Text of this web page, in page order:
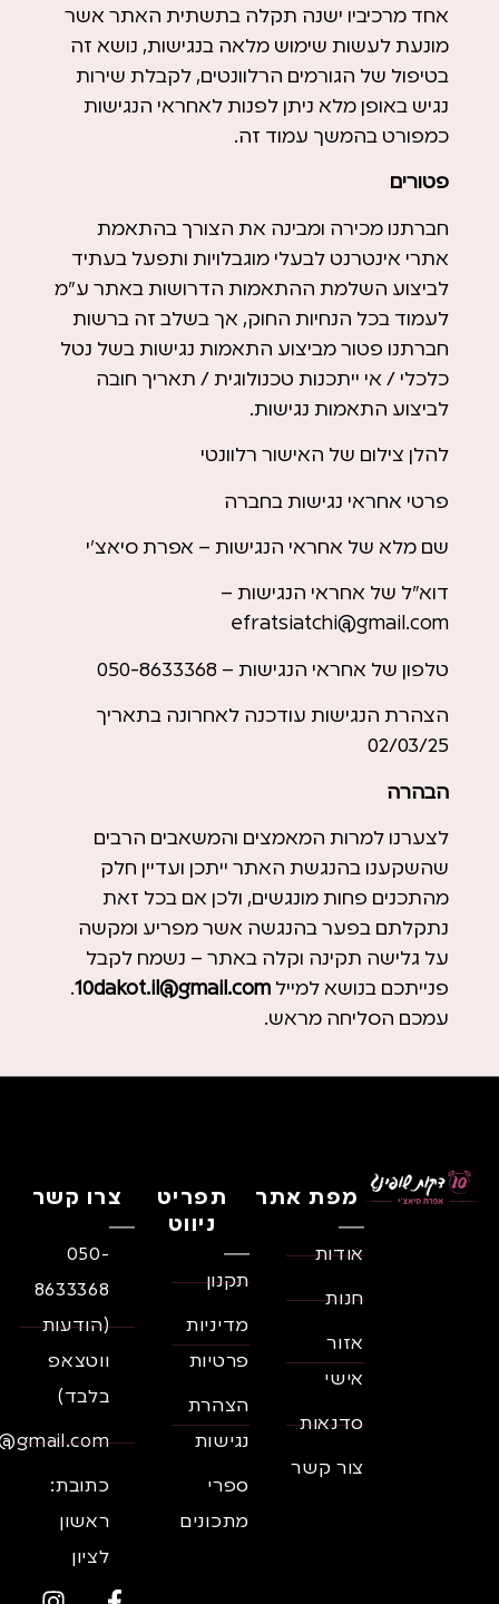
אחד מרכיביו ישנה תקלה בתשתית האתר אשר
מונעת לעשות שימוש מלאה בנגישות, נושא זה
בטיפול של הגורמים הרלוונטים, לקבלת שירות
נגיש באופן מלא ניתן לפנות לאחראי הנגישות
כמפורט בהמשך עמוד זה.
פטורים
חברתנו מכירה ומבינה את הצורך בהתאמת
אתרי אינטרנט לבעלי מוגבלויות ותפעל בעתיד
לביצוע השלמת ההתאמות הדרושות באתר ע”מ
לעמוד בכל הנחיות החוק, אך בשלב זה ברשות
חברתנו פטור מביצוע התאמות נגישות בשל נטל
כלכלי / אי ייתכנות טכנולוגית / תאריך חובה
לביצוע התאמות נגישות.
להלן צילום של האישור רלוונטי
פרטי אחראי נגישות בחברה
שם מלא של אחראי הנגישות – אפרת סיאצ’י
דוא”ל של אחראי הנגישות –
efratsiatchi@gmail.com
טלפון של אחראי הנגישות – 050-8633368
הצהרת הנגישות עודכנה לאחרונה בתאריך
02/03/25
הבהרה
לצערנו למרות המאמצים והמשאבים הרבים
שהשקענו בהנגשת האתר ייתכן ועדיין חלק
מהתכנים פחות מונגשים, ולכן אם בכל זאת
נתקלתם בפער בהנגשה אשר מפריע ומקשה
על גלישה תקינה וקלה באתר – נשמח לקבל
פנייתכם בנושא למייל
10dakot.il@gmail.com
.
עמכם הסליחה מראש.
מפת אתר
אודות
חנות
אזור
אישי
סדנאות
צור קשר
תפריט
ניווט
תקנון
מדיניות
פרטיות
הצהרת
נגישות
ספרי
מתכונים
צרו קשר
050-
8633368
(הודעות
ווטצאפ
בלבד)
כתובת:
ראשון
לציון